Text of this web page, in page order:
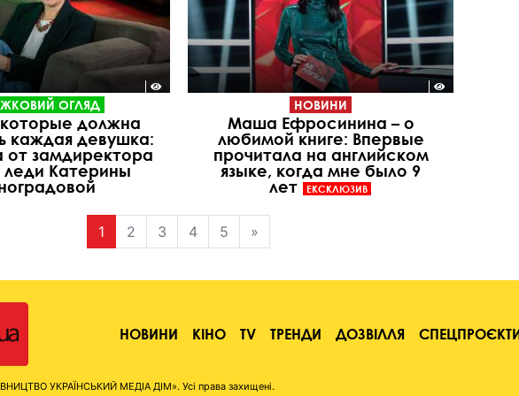
ОГЛЯД
которые должна
каждая девушка:
от замдиректора
Катерины
НОВИНИ
Маша Ефросинина – о
любимой книге: Впервые
прочитала на английском
языке, когда мне было 9
лет
ЕКСКЛЮЗИВ
1 2 3 4 5 »
НОВИНИ КІНО TV ТРЕНДИ ДОЗВІЛЛЯ
УКРАЇНСЬКИЙ МЕДІА ДІМ». Усі права захищені.